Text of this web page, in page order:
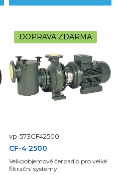
DOPRAVA ZDARMA
vp-573CF42500
CF-4 2500
Velkoobjemové čerpadlo pro velké
filtrační systémy